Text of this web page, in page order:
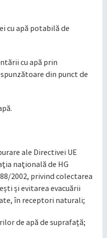
cu apă potabilă de
cu apă prin
din punct de
ale Directivei UE
naţională de HG
2002, privind colectarea
și evitarea evacuării
în receptori naturali;
de apă de suprafață;